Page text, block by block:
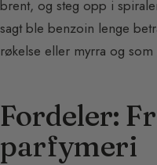
brent, og steg opp i
sagt ble benzoin lenge
røkelse eller myrra og
Fordeler:
parfymeri